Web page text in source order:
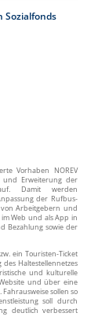
Sozialfonds
Vorhaben NOREV
und Erweiterung der
Damit werden
der Rufbus-
Arbeitgebern und
Web und als App in
Bezahlung sowie der
ein Touristen-Ticket
Haltestellennetzes
und kulturelle
und über eine
sollen so
soll durch
deutlich verbessert